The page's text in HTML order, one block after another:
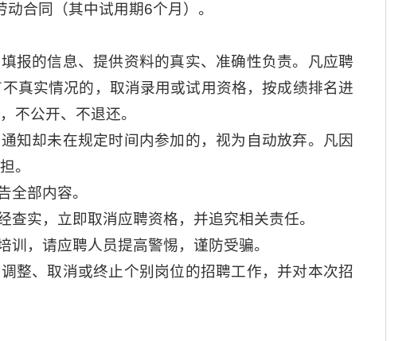
合同（其中试用期6个月）。
报的信息、提供资料的真实、准确性负责。凡应聘
真实情况的，取消录用或试用资格，按成绩排名进
不公开、不退还。
知却未在规定时间内参加的，视为自动放弃。凡因
。
全部内容。
实，立即取消应聘资格，并追究相关责任。
，请应聘人员提高警惕，谨防受骗。
整、取消或终止个别岗位的招聘工作，并对本次招